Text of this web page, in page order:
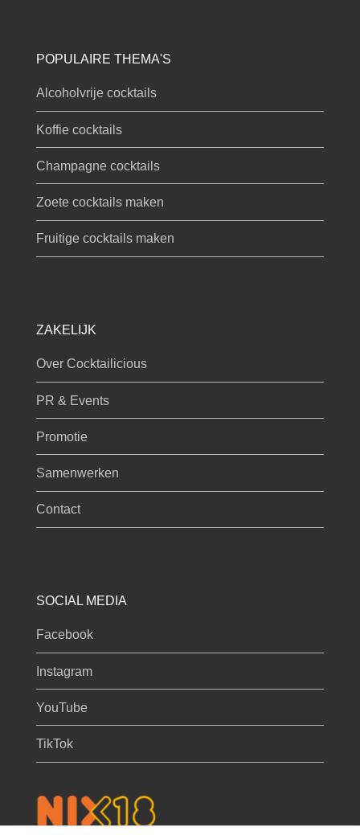
POPULAIRE THEMA'S
Alcoholvrije cocktails
Koffie cocktails
Champagne cocktails
Zoete cocktails maken
Fruitige cocktails maken
ZAKELIJK
Over Cocktailicious
PR & Events
Promotie
Samenwerken
Contact
SOCIAL MEDIA
Facebook
Instagram
YouTube
TikTok